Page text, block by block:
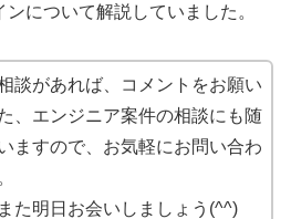
について解説していました。
談があれば、コメントをお願い
、エンジニア案件の相談にも随
ますので、お気軽にお問い合わ
た明日お会いしましょう(^^)